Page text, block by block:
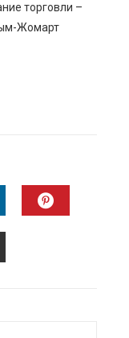
торговли –
Жомарт